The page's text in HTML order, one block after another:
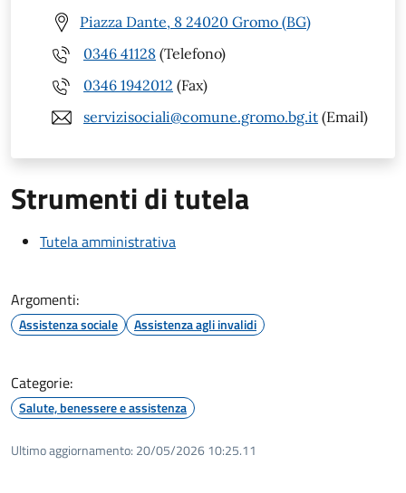
Piazza Dante, 8 24020 Gromo (BG)
0346 41128 (Telefono)
0346 1942012 (Fax)
servizisociali@comune.gromo.bg.it (Email)
Strumenti di tutela
Tutela amministrativa
Argomenti:
Assistenza sociale Assistenza agli invalidi
Categorie:
Salute, benessere e assistenza
Ultimo aggiornamento: 20/05/2026 10:25.11